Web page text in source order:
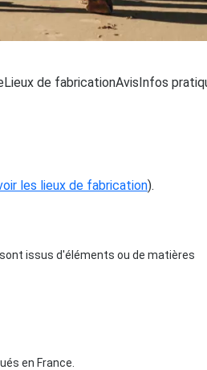
Lieux de fabricationAvis Infos
les lieux de fabrication).
issus d'éléments ou de matières
en France.